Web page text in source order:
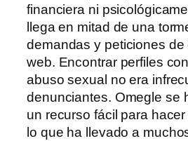
financiera ni
llega en mitad de una
demandas y peticiones de
web. Encontrar perfiles
abuso sexual no era
denunciantes. Omegle se
un recurso fácil para
lo que ha llevado a